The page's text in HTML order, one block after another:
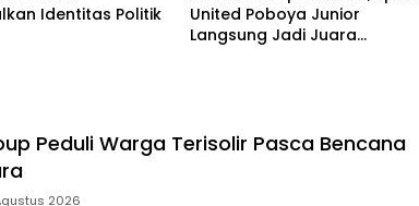
Identitas Politik
United Poboya Junior
Langsung Jadi Juara
Peduli Warga Terisolir Pasca Bencana
2026